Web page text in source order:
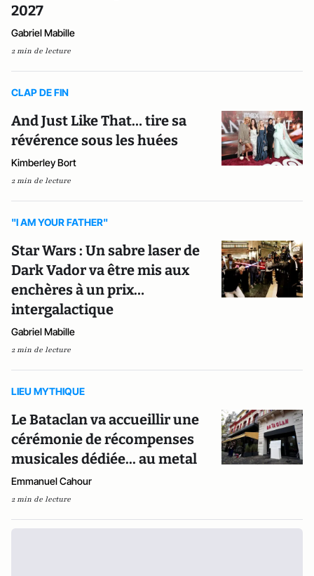
2027
Gabriel Mabille
2 min de lecture
CLAP DE FIN
And Just Like That… tire sa
révérence sous les huées
Kimberley Bort
2 min de lecture
"I AM YOUR FATHER"
Star Wars : Un sabre laser de
Dark Vador va être mis aux
enchères à un prix…
intergalactique
Gabriel Mabille
2 min de lecture
LIEU MYTHIQUE
Le Bataclan va accueillir une
cérémonie de récompenses
musicales dédiée... au metal
Emmanuel Cahour
2 min de lecture